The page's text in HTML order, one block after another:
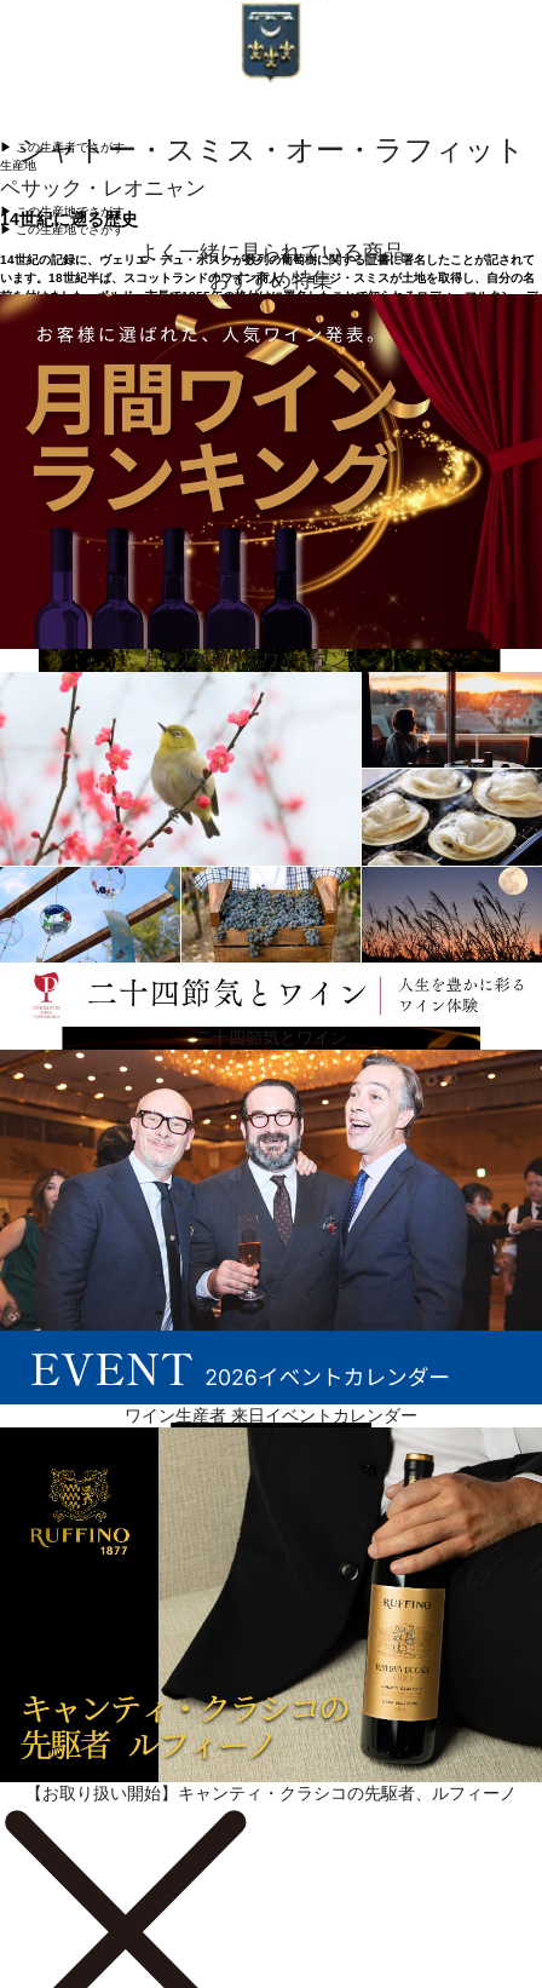
シャトー・スミス・オー・ラフィット
14世紀に遡る歴史
14世紀の記録に、ヴェリエ・デュ・ボスクが数列の葡萄樹に関する証書に署名したことが記されて
います。18世紀半ば、スコットランドのワイン商人、ジョージ・スミスが土地を取得し、自分の名
前を付けました。ボルドー市長で1855年の格付けに署名したことで知られるロディ・マルタン・デ
ュフール＝デュベルジェは、1842年にシャトーを取得。20世紀初頭には有名な「ルイおじさん」が
率いるネゴシアン企業エシェナウアーがスミス・オー・ラフィットのワインを販売、そして1958年
にシャトーを購入。1990年、ダニエルとフロランス・カティアール夫妻は、シャトーに惚れ、その
卓越した伝統を永続させるという強い意志を持ち、シャトーを取得しました。
生物多様性と有機農業
3年かけて シャトーを改装した後、夫妻は才能と意欲にあふれたチームの助けを借りて、ワイン造
りの監督に専念するため、18世紀のシャルトルーズに住むように。2019年には有機農業の認証を取
得。葡萄畑は、森林や果樹園、ミツバチの巣箱に囲まれた恵まれた環境にあり、結果、生物多様性
が向上しています。最近、葡萄畑の中心部に木を植えましたが、これは自然を大切にする姿勢をワ
インにも反映させるためです。シャトー・スミス・オー・ラフィットでは、葡萄の状態を維持する
ために、2013年から重力のみを利用してワインをタンクに移動。環境への影響を抑えるために設計
されたこのワイナリーは、低消費と太陽エネルギーの生産、雨水の回収、樽貯蔵庫を冷やすための
地面結合型熱交換器などのおかげで、ポジティブなエネルギーで運営されています。これにより、
最適な品質の完熟した葡萄だけが、発酵に使用する切り落とされた円錐形のオーク製タンクに入れ
られ、各バッチが別々に保たれています。2014年には、発酵中に発生するCO2を再利用する世界初
のシステムも導入。
しばしば世界最高のワインとして認識される
この正確さと厳密さによって、彼らはしばしば世界最高のワインとして認識されるユニークなワイ
ンを生み出しています。シャトー・スミス・オー・ラフィットの葡萄は、ペサック・レオニャンの
アペラシオンにあるギュンツ砂利の台地に単一区画に植えられており、6種類のワインを生産してい
てセカンドワインであるレ・オー・ド・スミスとル・プティ・オー・ラフィット（同じく赤・白の2
種類）です。それぞれ、独自のブレンドと独特のアロマが特徴です。
続きを表示 ▼
▶︎ この生産者でさがす
生産地
ペサック・レオニャン
▶︎ この生産地でさがす
▶︎ この生産地でさがす
よく一緒に見られている商品
おすすめ特集
月間人気売れ筋ワインランキング
二十四節気とワイン
ワイン生産者 来日イベントカレンダー
【お取り扱い開始】キャンティ・クラシコの先駆者、ルフィーノ